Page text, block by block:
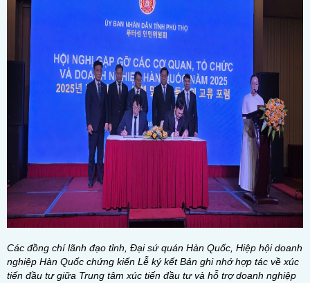
Các đồng chí lãnh đạo tỉnh, Đại sứ quán Hàn Quốc, Hiệp hội doanh
nghiệp Hàn Quốc chứng kiến Lễ ký kết Bản ghi nhớ hợp tác về xúc
tiến đầu tư giữa Trung tâm xúc tiến đầu tư và hỗ trợ doanh nghiệp